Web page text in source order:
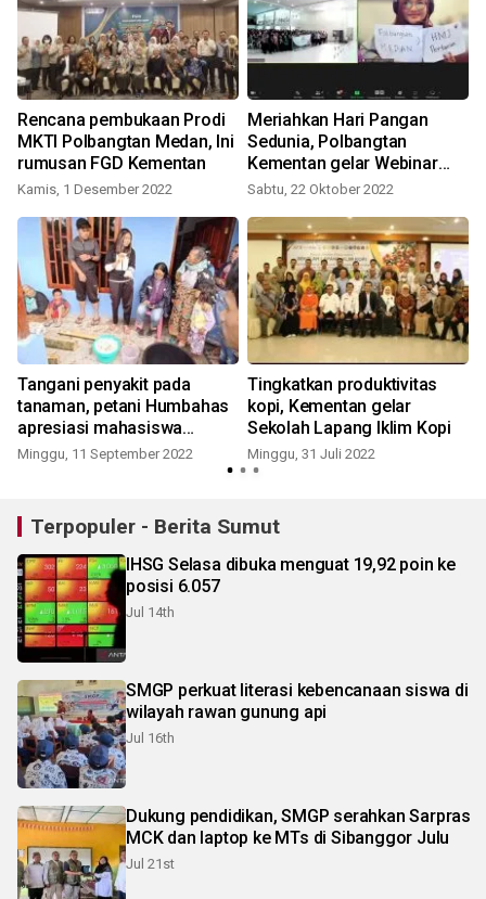
Rencana pembukaan Prodi
MKTI Polbangtan Medan, Ini
rumusan FGD Kementan
Kamis, 1 Desember 2022
Meriahkan Hari Pangan
Sedunia, Polbangtan
Kementan gelar Webinar
Agri Talk di Medan
Sabtu, 22 Oktober 2022
Tangani penyakit pada
tanaman, petani Humbahas
apresiasi mahasiswa
Polbangtan Medan
Minggu, 11 September 2022
Tingkatkan produktivitas
kopi, Kementan gelar
Sekolah Lapang Iklim Kopi
Minggu, 31 Juli 2022
Terpopuler - Berita Sumut
IHSG Selasa dibuka menguat 19,92 poin ke
posisi 6.057
Jul 14th
SMGP perkuat literasi kebencanaan siswa di
wilayah rawan gunung api
Jul 16th
Dukung pendidikan, SMGP serahkan Sarpras
MCK dan laptop ke MTs di Sibanggor Julu
Jul 21st